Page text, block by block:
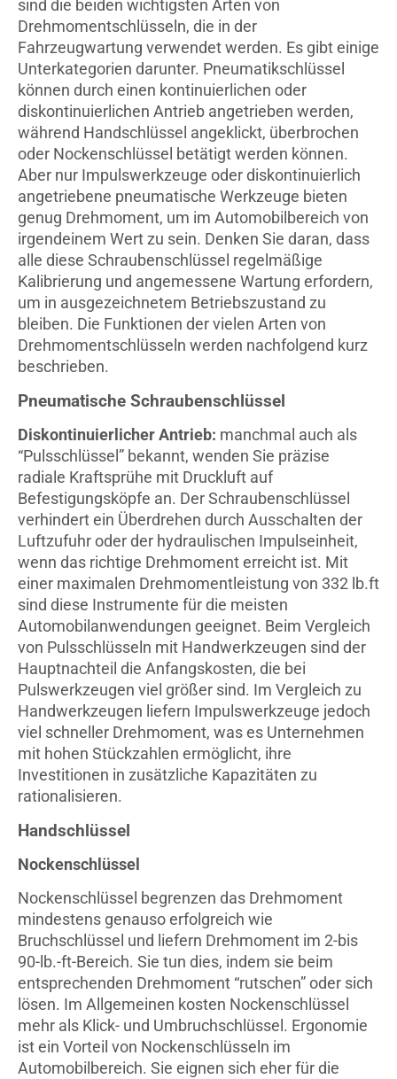
sind die beiden wichtigsten Arten von
Drehmomentschlüsseln, die in der
Fahrzeugwartung verwendet werden. Es gibt einige
Unterkategorien darunter. Pneumatikschlüssel
können durch einen kontinuierlichen oder
diskontinuierlichen Antrieb angetrieben werden,
während Handschlüssel angeklickt, überbrochen
oder Nockenschlüssel betätigt werden können.
Aber nur Impulswerkzeuge oder diskontinuierlich
angetriebene pneumatische Werkzeuge bieten
genug Drehmoment, um im Automobilbereich von
irgendeinem Wert zu sein. Denken Sie daran, dass
alle diese Schraubenschlüssel regelmäßige
Kalibrierung und angemessene Wartung erfordern,
um in ausgezeichnetem Betriebszustand zu
bleiben. Die Funktionen der vielen Arten von
Drehmomentschlüsseln werden nachfolgend kurz
beschrieben.
Pneumatische Schraubenschlüssel
Diskontinuierlicher Antrieb: manchmal auch als
“Pulsschlüssel” bekannt, wenden Sie präzise
radiale Kraftsprühe mit Druckluft auf
Befestigungsköpfe an. Der Schraubenschlüssel
verhindert ein Überdrehen durch Ausschalten der
Luftzufuhr oder der hydraulischen Impulseinheit,
wenn das richtige Drehmoment erreicht ist. Mit
einer maximalen Drehmomentleistung von 332 lb.ft
sind diese Instrumente für die meisten
Automobilanwendungen geeignet. Beim Vergleich
von Pulsschlüsseln mit Handwerkzeugen sind der
Hauptnachteil die Anfangskosten, die bei
Pulswerkzeugen viel größer sind. Im Vergleich zu
Handwerkzeugen liefern Impulswerkzeuge jedoch
viel schneller Drehmoment, was es Unternehmen
mit hohen Stückzahlen ermöglicht, ihre
Investitionen in zusätzliche Kapazitäten zu
rationalisieren.
Handschlüssel
Nockenschlüssel
Nockenschlüssel begrenzen das Drehmoment
mindestens genauso erfolgreich wie
Bruchschlüssel und liefern Drehmoment im 2-bis
90-lb.-ft-Bereich. Sie tun dies, indem sie beim
entsprechenden Drehmoment “rutschen” oder sich
lösen. Im Allgemeinen kosten Nockenschlüssel
mehr als Klick- und Umbruchschlüssel. Ergonomie
ist ein Vorteil von Nockenschlüsseln im
Automobilbereich. Sie eignen sich eher für die